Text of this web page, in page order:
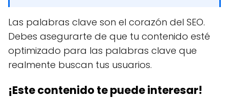
Las palabras clave son el corazón del SEO.
Debes asegurarte de que tu contenido esté
optimizado para las palabras clave que
realmente buscan tus usuarios.
¡Este contenido te puede interesar!